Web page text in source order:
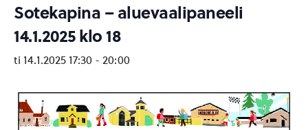
Sotekapina – aluevaalipaneeli
14.1.2025 klo 18
ti 14.1.2025 17:30 - 20:00